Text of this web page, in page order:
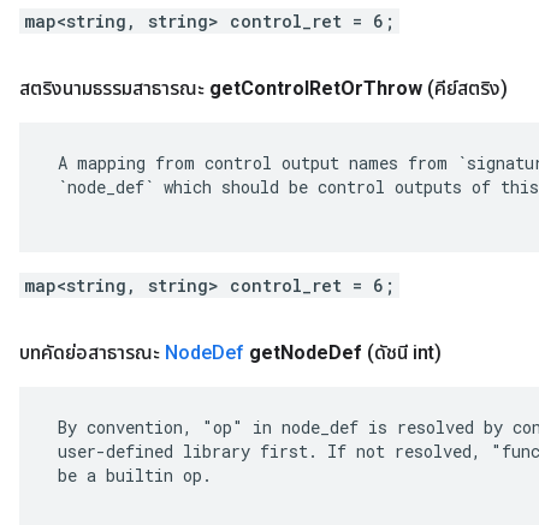
map<string, string> control_ret = 6;
สตริงนามธรรมสาธารณะ getControlRetOrThrow (คีย์สตริง)
A mapping from control output names from
`node_def` which should be control outputs of
map<string, string> control_ret = 6;
บทคัดย่อสาธารณะ NodeDef getNodeDef (ดัชนี int)
By convention, "op" in node_def is resolved by
user-defined library first. If not resolved,
be a builtin op.